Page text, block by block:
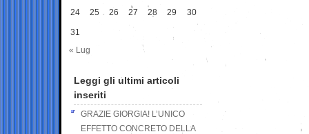
24 25 26 27 28 29 30
31
« Lug
Leggi gli ultimi articoli
inseriti
GRAZIE GIORGIA! L’UNICO
EFFETTO CONCRETO DELLA